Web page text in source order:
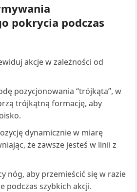
pokrycia podczas
akcje w zależności od
pozycjonowania “trójkąta”, w
trójkątną formację, aby
dynamicznie w miarę
że zawsze jesteś w linii z
nóg, aby przemieścić się w razie
podczas szybkich akcji.